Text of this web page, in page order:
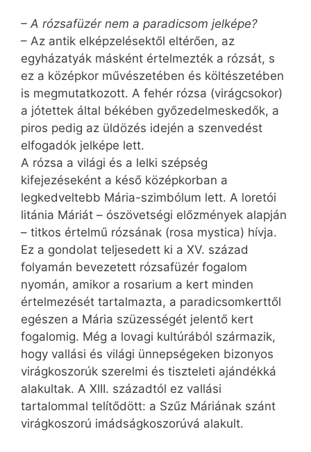
– A rózsafüzér nem a paradicsom jelképe?
– Az antik elképzelésektől eltérően, az
egyházatyák másként értelmezték a rózsát, s
ez a középkor művészetében és költészetében
is megmutatkozott. A fehér rózsa (virágcsokor)
a jótettek által békében győzedelmeskedők, a
piros pedig az üldözés idején a szenvedést
elfogadók jelképe lett.
A rózsa a világi és a lelki szépség
kifejezéseként a késő középkorban a
legkedveltebb Mária-szimbólum lett. A loretói
litánia Máriát – ószövetségi előzmények alapján
– titkos értelmű rózsának (rosa mystica) hívja.
Ez a gondolat teljesedett ki a XV. század
folyamán bevezetett rózsafüzér fogalom
nyomán, amikor a rosarium a kert minden
értelmezését tartalmazta, a paradicsomkerttől
egészen a Mária szüzességét jelentő kert
fogalomig. Még a lovagi kultúrából származik,
hogy vallási és világi ünnepségeken bizonyos
virágkoszorúk szerelmi és tiszteleti ajándékká
alakultak. A XIII. századtól ez vallási
tartalommal telítődött: a Szűz Máriának szánt
virágkoszorú imádságkoszorúvá alakult.